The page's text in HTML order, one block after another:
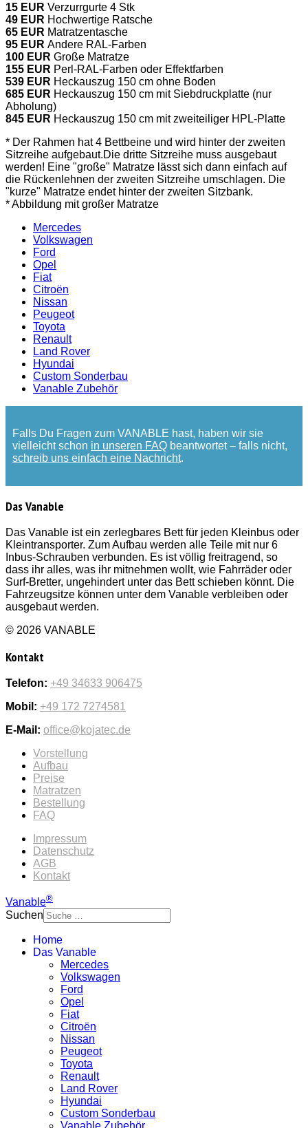
15 EUR Verzurrgurte 4 Stk
49 EUR Hochwertige Ratsche
65 EUR Matratzentasche
95 EUR Andere RAL-Farben
100 EUR Große Matratze
155 EUR Perl-RAL-Farben oder Effektfarben
539 EUR Heckauszug 150 cm ohne Boden
685 EUR Heckauszug 150 cm mit Siebdruckplatte (nur
Abholung)
845 EUR Heckauszug 150 cm mit zweiteiliger HPL-Platte
* Der Rahmen hat 4 Bettbeine und wird hinter der zweiten
Sitzreihe aufgebaut.Die dritte Sitzreihe muss ausgebaut
werden! Eine "große" Matratze lässt sich dann einfach auf
die Rückenlehnen der zweiten Sitzreihe umschlagen. Die
"kurze" Matratze endet hinter der zweiten Sitzbank.
* Abbildung mit großer Matratze
Mercedes
Volkswagen
Ford
Opel
Fiat
Citroën
Nissan
Peugeot
Toyota
Renault
Land Rover
Hyundai
Custom Sonderbau
Vanable Zubehör
Falls Du Fragen zum VANABLE hast, haben wir sie
vielleicht schon in unseren FAQ beantwortet – falls nicht,
schreib uns einfach eine Nachricht.
Das Vanable
Das Vanable ist ein zerlegbares Bett für jeden Kleinbus oder
Kleintransporter. Zum Aufbau werden alle Teile mit nur 6
Inbus-Schrauben verbunden. Es ist völlig freitragend, so
dass ihr alles, was ihr mitnehmen wollt, wie Fahrräder oder
Surf-Bretter, ungehindert unter das Bett schieben könnt. Die
Fahrzeugsitze können unter dem Vanable verbleiben oder
ausgebaut werden.
© 2026 VANABLE
Kontakt
Telefon: +49 34633 906475
Mobil: +49 172 7274581
E-Mail: office@kojatec.de
Vorstellung
Aufbau
Preise
Matratzen
Bestellung
FAQ
Impressum
Datenschutz
AGB
Kontakt
Vanable®
Suchen
Home
Das Vanable
Mercedes
Volkswagen
Ford
Opel
Fiat
Citroën
Nissan
Peugeot
Toyota
Renault
Land Rover
Hyundai
Custom Sonderbau
Vanable Zubehör